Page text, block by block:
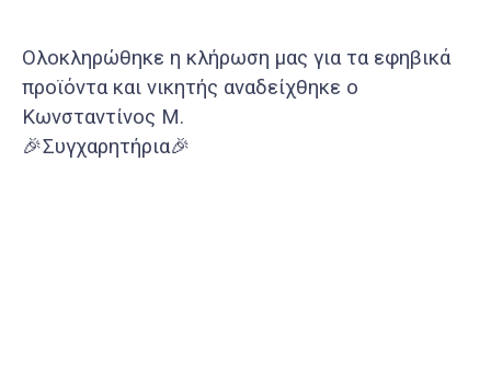
Ολοκληρώθηκε η κλήρωση μας για τα εφηβικά
προϊόντα και νικητής αναδείχθηκε ο
Κωνσταντίνος Μ.
🎉Συγχαρητήρια🎉